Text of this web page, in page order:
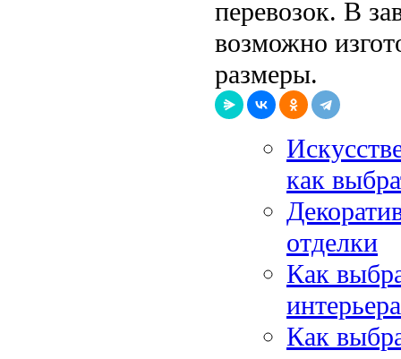
перевозок. В
возможно
размеры.
как
отделки
Как
интерьера
Как